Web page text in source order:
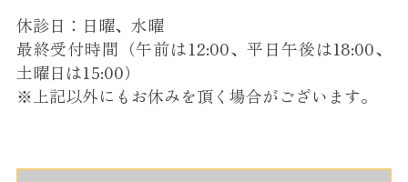
休診日：日曜、水曜
最終受付時間（午前は12:00、平日午後は18:00、
土曜日は15:00）
※上記以外にもお休みを頂く場合がございます。